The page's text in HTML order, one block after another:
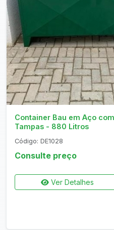
Consultar
Container Bau em Aço
Tampas - 880 Litros
Código: DE1028
Consulte preço
Ver Detalhes